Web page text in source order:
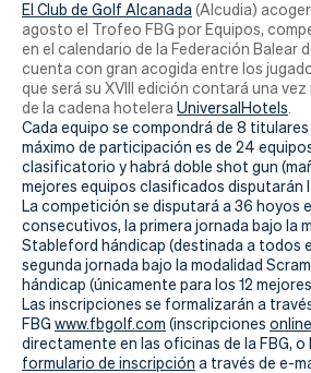
La
Federación
Federarse
Jugar
Aprender
Actualidad
Tienda
El Club de Golf Alcanada(Alcudia)
agosto el Trofeo FBG por Equipos,
en el calendario de la Federación Balear
cuenta con gran acogida entre los
que será su XVIII edición contará una
de la cadena hotelera UniversalHotels.
Cada equipo se compondrá de 8 titulares
máximo de participación es de 24
clasificatorio y habrá doble shot gun
mejores equipos clasificados disputarán
La competición se disputará a 36 hoyos
consecutivos, la primera jornada bajo la
Stableford hándicap (destinada a todos
segunda jornada bajo la modalidad
hándicap (únicamente para los 12
Las inscripciones se formalizarán a
FBG www.fbgolf.com (inscripciones online
directamente en las oficinas de la FBG, o
formulario de inscripción a través de e-